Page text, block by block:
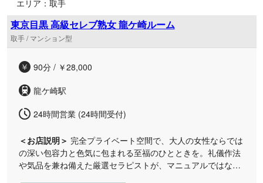
エリア：取手
東京目黒 高級セレブ熟女 龍ケ崎ルーム
取手 / マンション型
90分 / ￥28,000
龍ケ崎駅
24時間営業 (24時間受付)
＜お店説明＞ 完全プライベート空間で、大人の女性ならでは
の深い包容力と色気に包まれる至福のひとときを。礼儀作法
や気品を兼ね備えた厳選セラピストが、マニュアルではない